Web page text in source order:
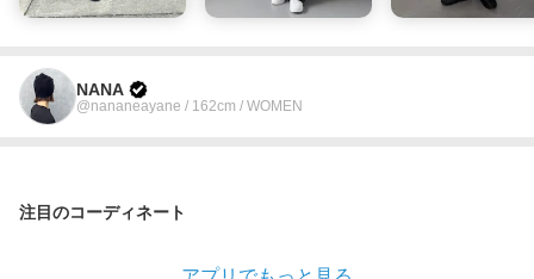
NANA
@nananeayane / 162cm / WOMEN
注目のコーディネート